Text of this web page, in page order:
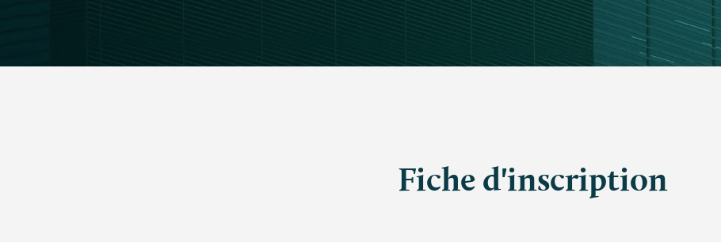
Fiche d'inscription